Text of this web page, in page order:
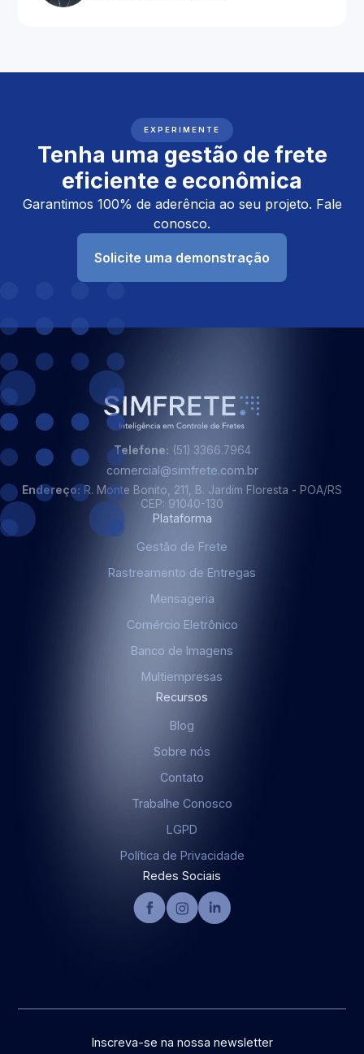
EXPERIMENTE
Tenha uma gestão de frete
eficiente e econômica
Garantimos 100% de aderência ao seu projeto. Fale
conosco.
Solicite uma demonstração
Telefone: (51) 3366.7964
comercial@simfrete.com.br
Endereço: R. Monte Bonito, 211, B. Jardim Floresta - POA/RS
CEP: 91040-130
Plataforma
Gestão de Frete
Rastreamento de Entregas
Mensageria
Comércio Eletrônico
Banco de Imagens
Multiempresas
Recursos
Blog
Sobre nós
Contato
Trabalhe Conosco
LGPD
Política de Privacidade
Redes Sociais
Inscreva-se na nossa newsletter